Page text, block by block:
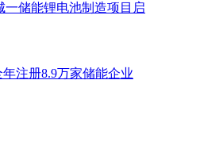
一储能锂电池制造项目启
注册8.9万家储能企业